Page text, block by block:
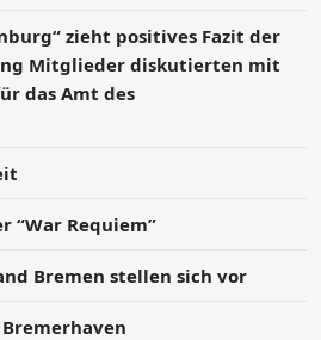
zieht positives Fazit der
Mitglieder diskutierten mit
das Amt des
“War Requiem”
Bremen stellen sich vor